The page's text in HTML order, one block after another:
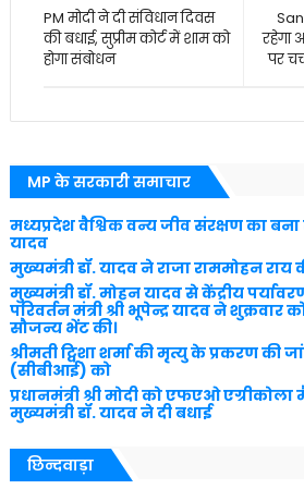
रहेगा
पर
PM मोदी ने दी संविधान दिवस
की बधाई, सुप्रीम कोर्ट में शाम को
होगा संबोधन
MP के सरकारी समाचार
मध्यप्रदेश वैश्विक वन्य जीव संरक्षण का बना
यादव
मुख्यमंत्री डॉ. यादव ने राजा राममोहन
मुख्यमंत्री डॉ. मोहन यादव से केंद्रीय
परिवर्तन मंत्री श्री भूपेन्द्र यादव ने शुक्रवार
सौजन्य भेंट की।
श्रीमती ट्विशा शर्मा की मृत्यु के प्रकरण की
(सीबीआई) को
प्रधानमंत्री श्री मोदी को एफएओ
मुख्यमंत्री डॉ. यादव ने दी बधाई
छिन्दवाड़ा